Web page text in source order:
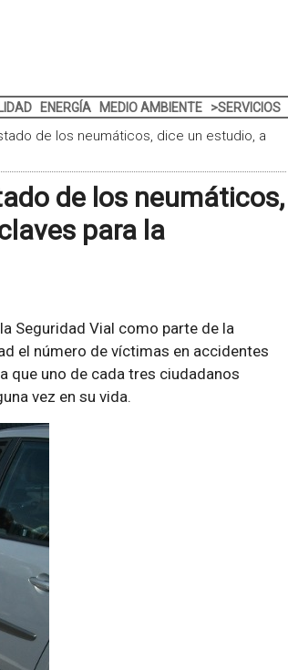
ENERGÍA MEDIO AMBIENTE >SERVICIOS
de los neumáticos, dice un estudio, a
de los neumáticos,
para la
Seguridad Vial como parte de la
el número de víctimas en accidentes
que uno de cada tres ciudadanos
vez en su vida.